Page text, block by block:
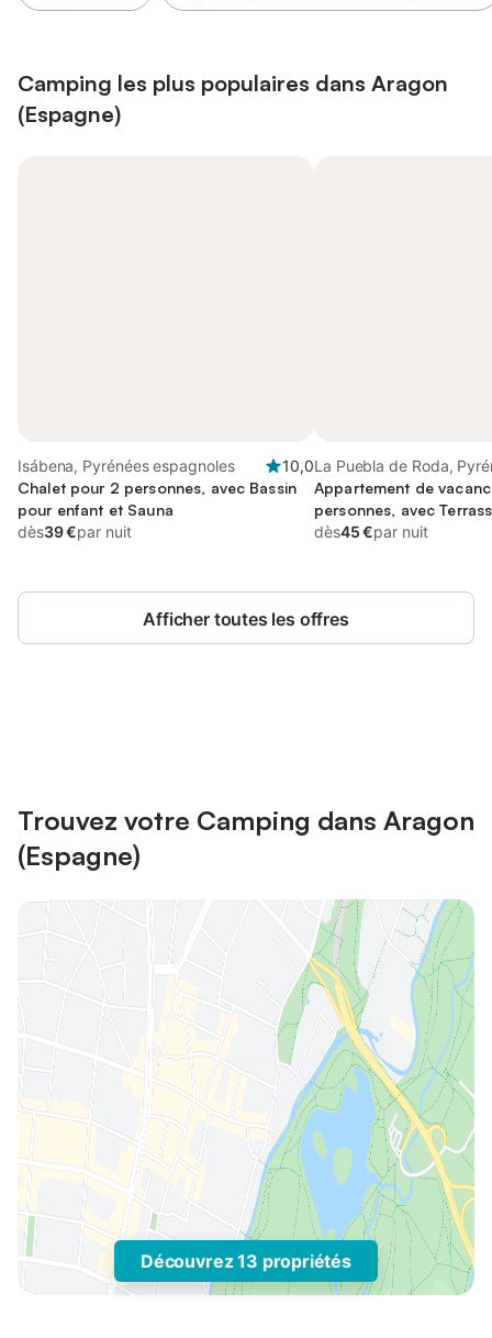
Camping les plus populaires dans Aragon
(Espagne)
Isábena, Pyrénées espagnoles
10,0
Chalet pour 2 personnes, avec Bassin
pour enfant et Sauna
dès39 €par nuit
La Puebla de Roda,
espagnoles
Appartement de
personnes, avec
dès45 €par nuit
Afficher toutes les offres
Trouvez votre Camping dans Aragon
(Espagne)
Découvrez 13 propriétés